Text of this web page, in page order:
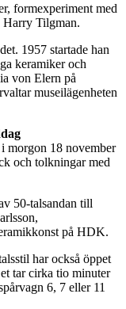
formexperiment med
Tilgman.
1957 startade han
keramiker och
von Elern på
museilägenheten
morgon 18 november
och tolkningar med
50-talsandan till
på HDK.
har också öppet
tar cirka tio minuter
6, 7 eller 11